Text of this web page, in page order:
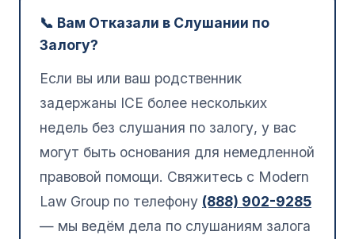
📞 Вам Отказали в Слушании по
Залогу?
Если вы или ваш родственник
задержаны ICE более нескольких
недель без слушания по залогу, у вас
могут быть основания для немедленной
правовой помощи. Свяжитесь с Modern
Law Group по телефону (888) 902-9285
— мы ведём дела по слушаниям залога